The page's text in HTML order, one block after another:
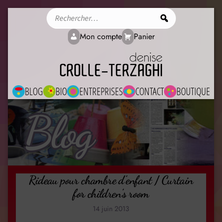
BLOG BIO ENTREPRISES CONTACT BOUTIQUE
Mon compte Panier
Blog
Rideau pour chambre d’enfant / Curtain
for children’s room
14 juin 2013